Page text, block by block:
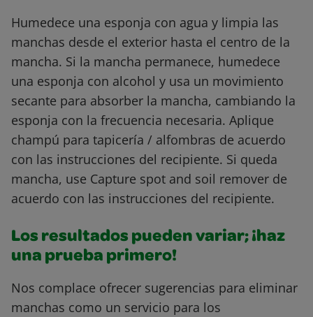
Humedece una esponja con agua y limpia las
manchas desde el exterior hasta el centro de la
mancha. Si la mancha permanece, humedece
una esponja con alcohol y usa un movimiento
secante para absorber la mancha, cambiando la
esponja con la frecuencia necesaria. Aplique
champú para tapicería / alfombras de acuerdo
con las instrucciones del recipiente. Si queda
mancha, use Capture spot and soil remover de
acuerdo con las instrucciones del recipiente.
Los resultados pueden variar; ¡haz
una prueba primero!
Nos complace ofrecer sugerencias para eliminar
manchas como un servicio para los